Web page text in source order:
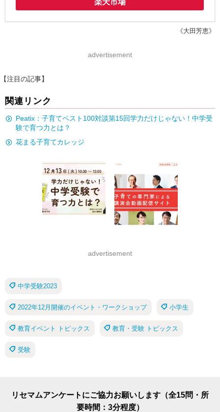
楽天市場
《大田芳恵》
advertisement
【注目の記事】
関連リンク
Peatix：子育てベスト100対談第15回学力だけじゃない！中学受
験で育つ力とは？
花まる子育てカレッジ
advertisement
中学受験2023
2022年12月開催のイベント・ワークショップ 小学生
教育イベント トピックス 教育・受験 トピックス
受験
リセマムアンケートにご協力お願いします（全15問・所
要時間：3分程度）